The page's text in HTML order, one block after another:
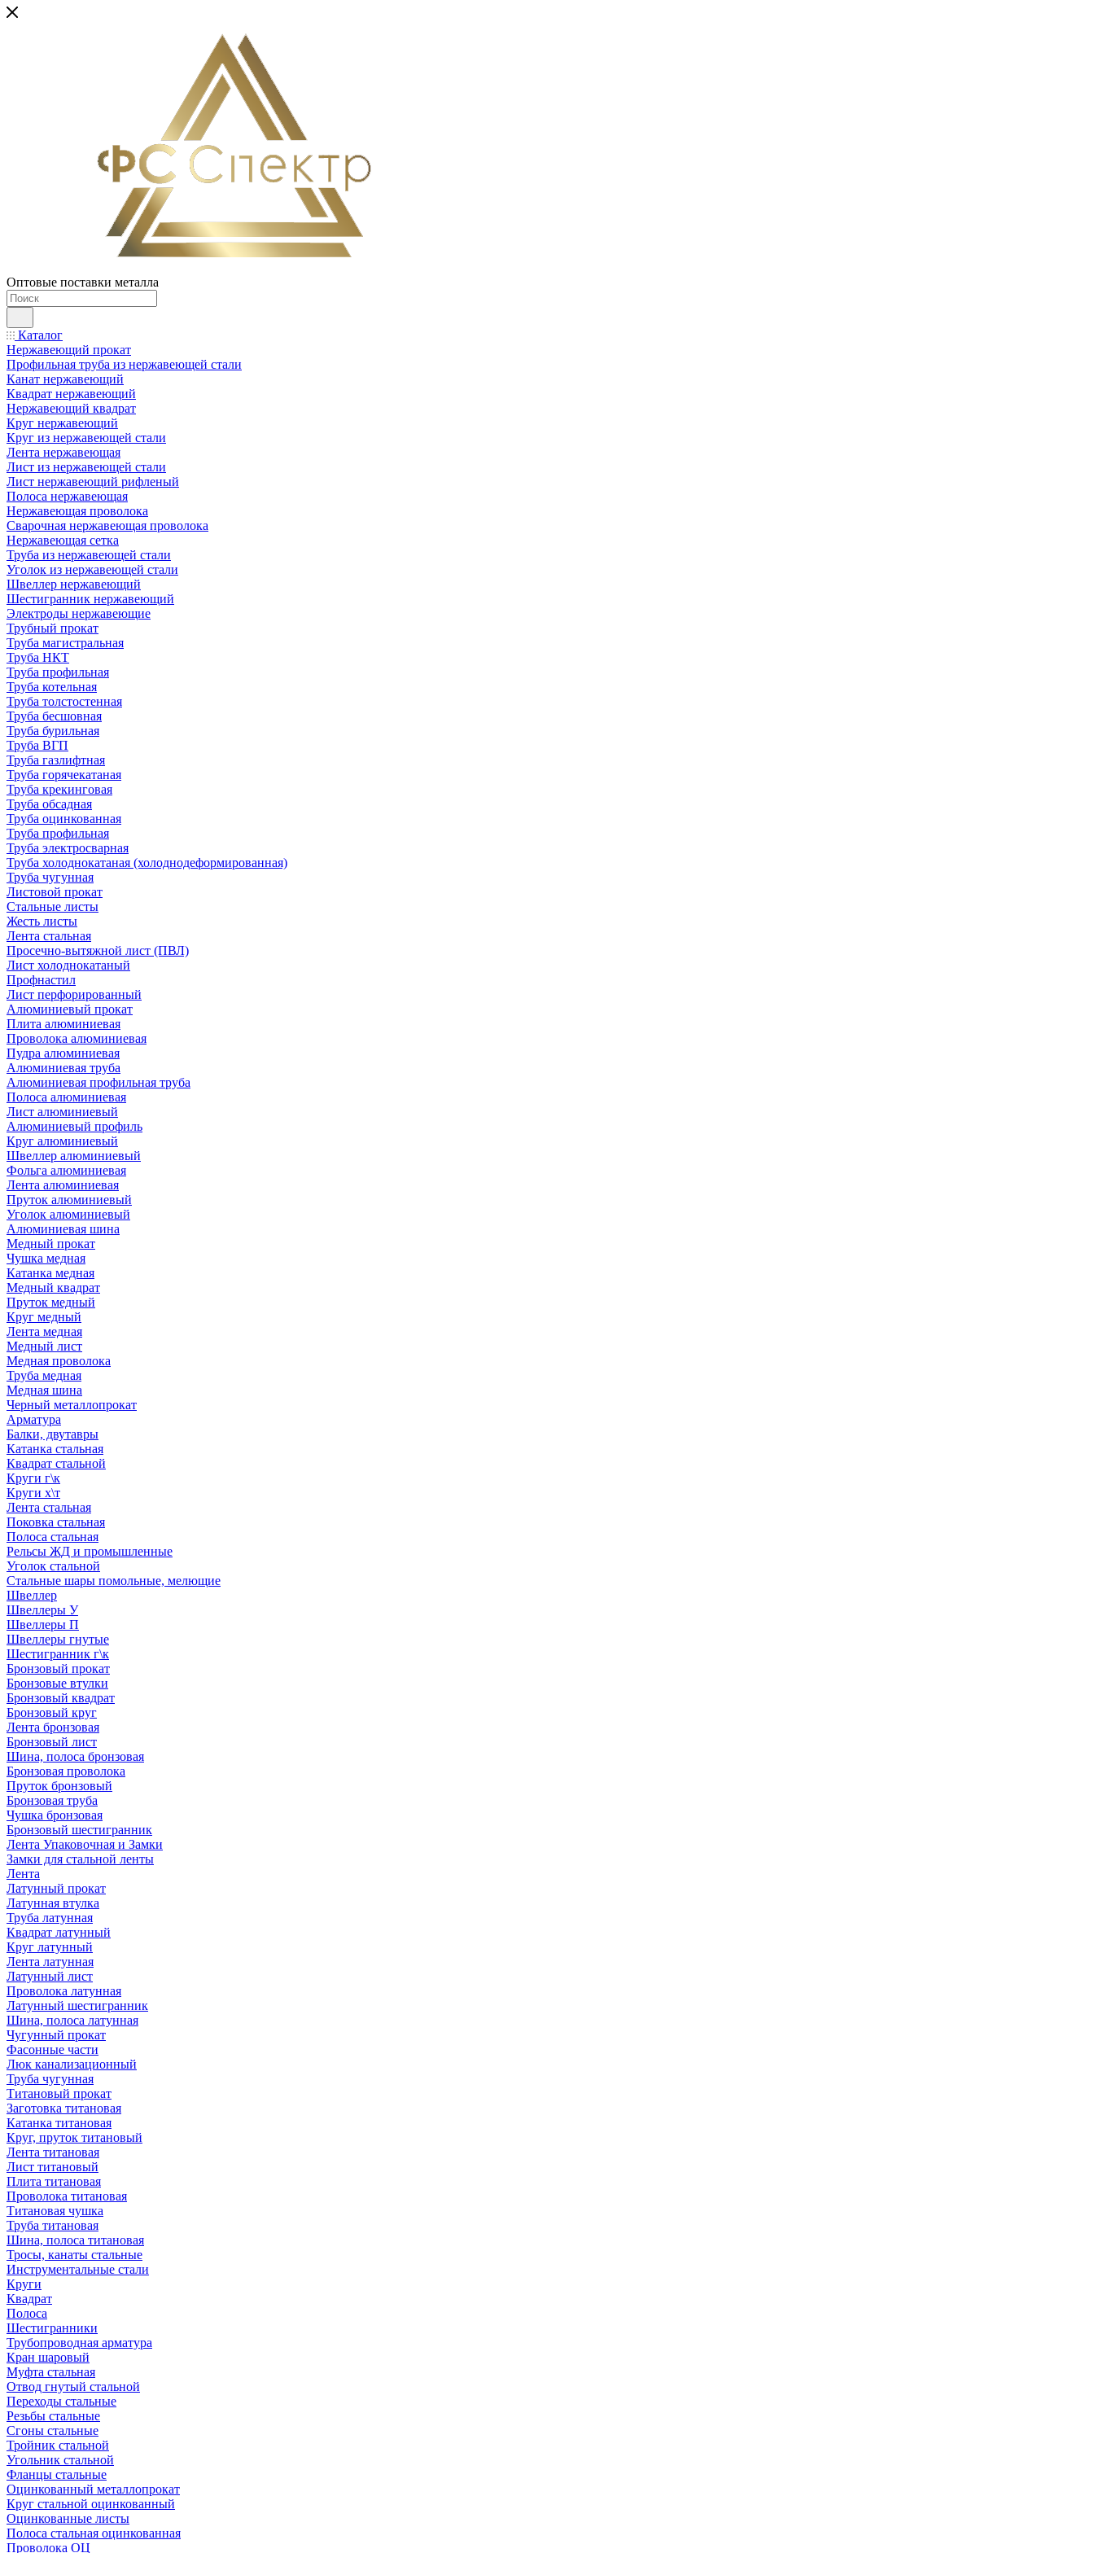
Оптовые поставки металла
Каталог
Нержавеющий прокат
Профильная труба из нержавеющей стали
Канат нержавеющий
Квадрат нержавеющий
Нержавеющий квадрат
Круг нержавеющий
Круг из нержавеющей стали
Лента нержавеющая
Лист из нержавеющей стали
Лист нержавеющий рифленый
Полоса нержавеющая
Нержавеющая проволока
Сварочная нержавеющая проволока
Нержавеющая сетка
Труба из нержавеющей стали
Уголок из нержавеющей стали
Швеллер нержавеющий
Шестигранник нержавеющий
Электроды нержавеющие
Трубный прокат
Труба магистральная
Труба НКТ
Труба профильная
Труба котельная
Труба толстостенная
Труба бесшовная
Труба бурильная
Труба ВГП
Труба газлифтная
Труба горячекатаная
Труба крекинговая
Труба обсадная
Труба оцинкованная
Труба профильная
Труба электросварная
Труба холоднокатаная (холоднодеформированная)
Труба чугунная
Листовой прокат
Стальные листы
Жесть листы
Лента стальная
Просечно-вытяжной лист (ПВЛ)
Лист холоднокатаный
Профнастил
Лист перфорированный
Алюминиевый прокат
Плита алюминиевая
Проволока алюминиевая
Пудра алюминиевая
Алюминиевая труба
Алюминиевая профильная труба
Полоса алюминиевая
Лист алюминиевый
Алюминиевый профиль
Круг алюминиевый
Швеллер алюминиевый
Фольга алюминиевая
Лента алюминиевая
Пруток алюминиевый
Уголок алюминиевый
Алюминиевая шина
Медный прокат
Чушка медная
Катанка медная
Медный квадрат
Пруток медный
Круг медный
Лента медная
Медный лист
Медная проволока
Труба медная
Медная шина
Черный металлопрокат
Арматура
Балки, двутавры
Катанка стальная
Квадрат стальной
Круги г\к
Круги х\т
Лента стальная
Поковка стальная
Полоса стальная
Рельсы ЖД и промышленные
Уголок стальной
Стальные шары помольные, мелющие
Швеллер
Швеллеры У
Швеллеры П
Швеллеры гнутые
Шестигранник г\к
Бронзовый прокат
Бронзовые втулки
Бронзовый квадрат
Бронзовый круг
Лента бронзовая
Бронзовый лист
Шина, полоса бронзовая
Бронзовая проволока
Пруток бронзовый
Бронзовая труба
Чушка бронзовая
Бронзовый шестигранник
Лента Упаковочная и Замки
Замки для стальной ленты
Лента
Латунный прокат
Латунная втулка
Труба латунная
Квадрат латунный
Круг латунный
Лента латунная
Латунный лист
Проволока латунная
Латунный шестигранник
Шина, полоса латунная
Чугунный прокат
Фасонные части
Люк канализационный
Труба чугунная
Титановый прокат
Заготовка титановая
Катанка титановая
Круг, пруток титановый
Лента титановая
Лист титановый
Плита титановая
Проволока титановая
Титановая чушка
Труба титановая
Шина, полоса титановая
Тросы, канаты стальные
Инструментальные стали
Круги
Квадрат
Полоса
Шестигранники
Трубопроводная арматура
Кран шаровый
Муфта стальная
Отвод гнутый стальной
Переходы стальные
Резьбы стальные
Сгоны стальные
Тройник стальной
Угольник стальной
Фланцы стальные
Оцинкованный металлопрокат
Круг стальной оцинкованный
Оцинкованные листы
Полоса стальная оцинкованная
Проволока ОЦ